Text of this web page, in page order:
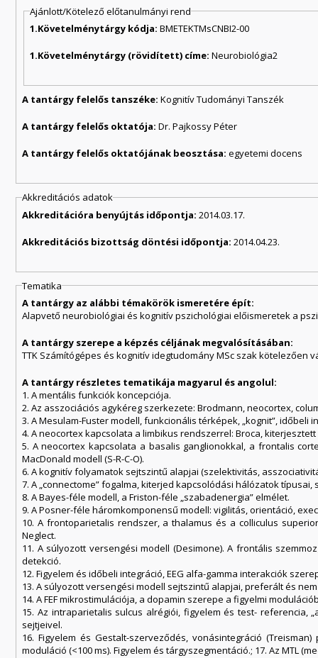
Ajánlott/Kötelező előtanulmányi rend
1.Követelménytárgy kódja:BMETEKTMsCNBI2-00
1.Követelménytárgy (rövidített) címe:Neurobiológia2
A tantárgy felelős tanszéke:Kognitív Tudományi Tanszék
A tantárgy felelős oktatója:Dr. Pajkossy Péter
A tantárgy felelős oktatójának beosztása:egyetemi docens
Akkreditációs adatok
Akkreditációra benyújtás időpontja:2014.03.17.
Akkreditációs bizottság döntési időpontja:2014.04.23.
Tematika
A tantárgy az alábbi témakörök ismeretére épít:
Alapvető neurobiológiai és kognitív pszichológiai előismeretek a
A tantárgy szerepe a képzés céljának megvalósításában:
TTK Számítógépes és kognitív idegtudomány MSc szak kötelezően
A tantárgy részletes tematikája magyarul és angolul:
1. A mentális funkciók koncepciója.
2. Az asszociációs agykéreg szerkezete: Brodmann, neocortex,
3. A Mesulam-Fuster modell, funkcionális térképek, „kognit”, időbeli
4. A neocortex kapcsolata a limbikus rendszerrel: Broca,
5. A neocortex kapcsolata a basalis ganglionokkal, a frontalis
MacDonald modell (S-R-C-O).
6. A kognitív folyamatok sejtszintű alapjai (szelektivitás,
7. A „connectome” fogalma, kiterjed kapcsolódási hálózatok típusai,
8. A Bayes-féle modell, a Friston-féle „szabadenergia” elmélet.
9. A Posner-féle háromkomponensű modell: vigilitás, orientáció,
10. A frontoparietalis rendszer, a thalamus és a colliculus
Neglect.
11. A súlyozott versengési modell (Desimone). A frontális
detekció.
12. Figyelem és időbeli integráció, EEG alfa-gamma interakciók
13. A súlyozott versengési modell sejtszintű alapjai, preferált és
14. A FEF mikrostimulációja, a dopamin szerepe a figyelmi
15. Az intraparietalis sulcus alrégiói, figyelem és test-
sejtjeivel.
16. Figyelem és Gestalt-szerveződés, vonásintegráció
moduláció (<100 ms). Figyelem és tárgyszegmentáció.; 17. Az MTL